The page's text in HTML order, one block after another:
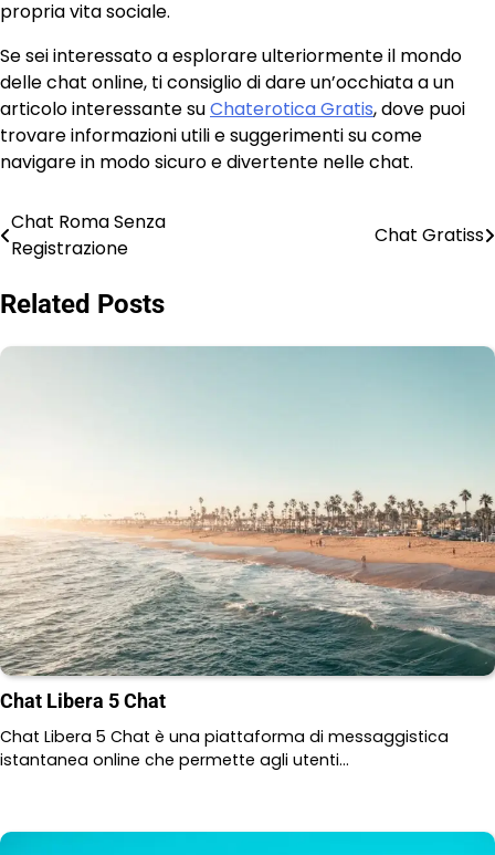
propria vita sociale.
Se sei interessato a esplorare ulteriormente il mondo
delle chat online, ti consiglio di dare un’occhiata a un
articolo interessante suChaterotica Gratis, dove puoi
trovare informazioni utili e suggerimenti su come
navigare in modo sicuro e divertente nelle chat.
Post
navigation
Chat Roma Senza
Registrazione
Chat Gratiss
Related Posts
Chat Libera 5 Chat
Chat Libera 5 Chat è una piattaforma di messaggistica
istantanea online che permette agli utenti…